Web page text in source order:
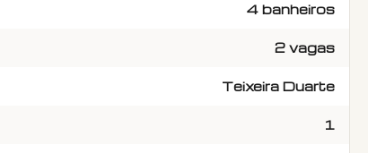
4 banheiros
2 vagas
Teixeira Duarte
1